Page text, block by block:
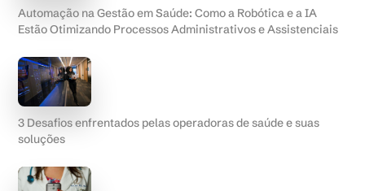
Automação na Gestão em Saúde: Como a Robótica e a IA
Estão Otimizando Processos Administrativos e Assistenciais
3 Desafios enfrentados pelas operadoras de saúde e suas
soluções